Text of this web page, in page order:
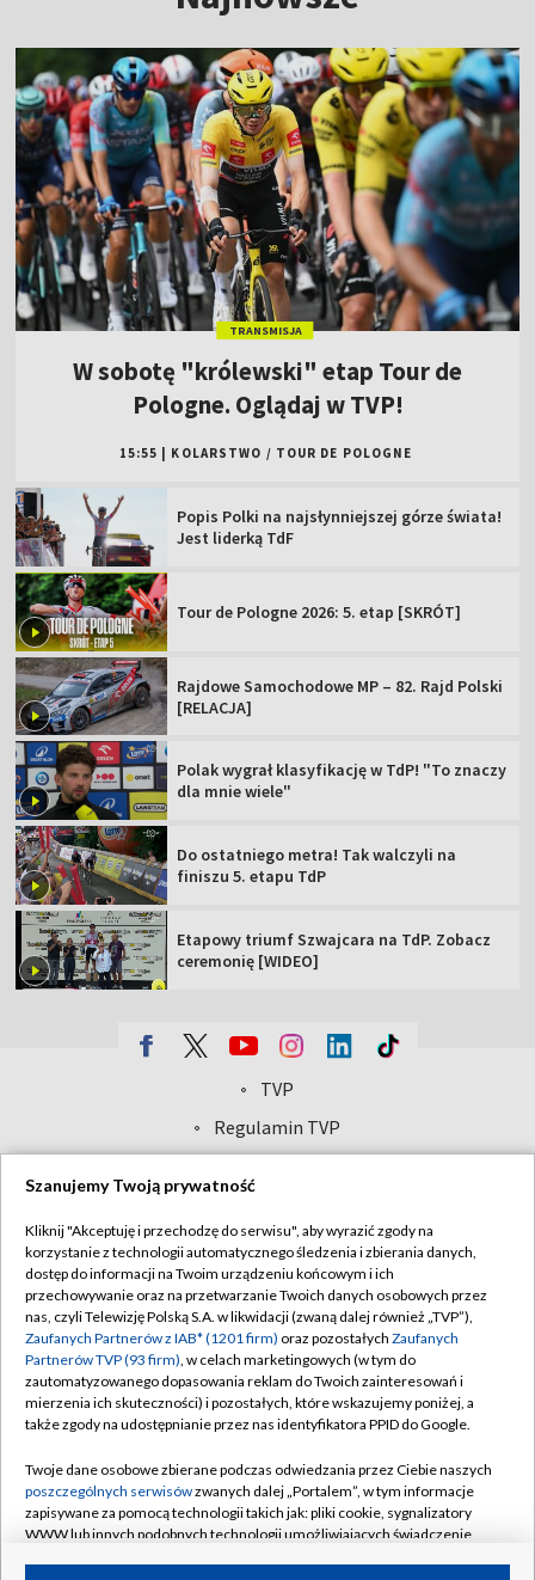
TRANSMISJA
W sobotę "królewski" etap Tour de
Pologne. Oglądaj w TVP!
15:55 KOLARSTWO / TOUR DE POLOGNE
Popis Polki na najsłynniejszej górze świata!
Jest liderką TdF
Tour de Pologne 2026: 5. etap [SKRÓT]
Rajdowe Samochodowe MP – 82. Rajd Polski
[RELACJA]
Polak wygrał klasyfikację w TdP! "To znaczy
dla mnie wiele"
Do ostatniego metra! Tak walczyli na
finiszu 5. etapu TdP
Etapowy triumf Szwajcara na TdP. Zobacz
ceremonię [WIDEO]
TVP
Abonament TVP
Oferta Handlowa
Telegazeta ogłoszenia
Emisja w TVP
Rada Programowa
Ogłoszenia przetargowe
Akademia Telewizyjna
Informacje o nadawcy
Centrum informacji TVP
Regulamin TVP
Biuro reklamy
Kontakt
Kanały
©2026 Telewizja Polska Spółka Akcyjna w likwidacji
Szanujemy Twoją prywatność
Kliknij "Akceptuję i przechodzę do serwisu", aby wyrazić zgody na
korzystanie z technologii automatycznego śledzenia i zbierania danych,
dostęp do informacji na Twoim urządzeniu końcowym i ich
przechowywanie oraz na przetwarzanie Twoich danych osobowych przez
nas, czyli Telewizję Polską S.A. w likwidacji (zwaną dalej również „TVP”),
Zaufanych Partnerów z IAB* (1201 firm) oraz pozostałych Zaufanych
Partnerów TVP (93 firm), w celach marketingowych (w tym do
zautomatyzowanego dopasowania reklam do Twoich zainteresowań i
mierzenia ich skuteczności) i pozostałych, które wskazujemy poniżej, a
także zgody na udostępnianie przez nas identyfikatora PPID do Google.
Twoje dane osobowe zbierane podczas odwiedzania przez Ciebie naszych
poszczególnych serwisówzwanych dalej „Portalem”, w tym informacje
zapisywane za pomocą technologii takich jak: pliki cookie, sygnalizatory
WWW lub innych podobnych technologii umożliwiających świadczenie